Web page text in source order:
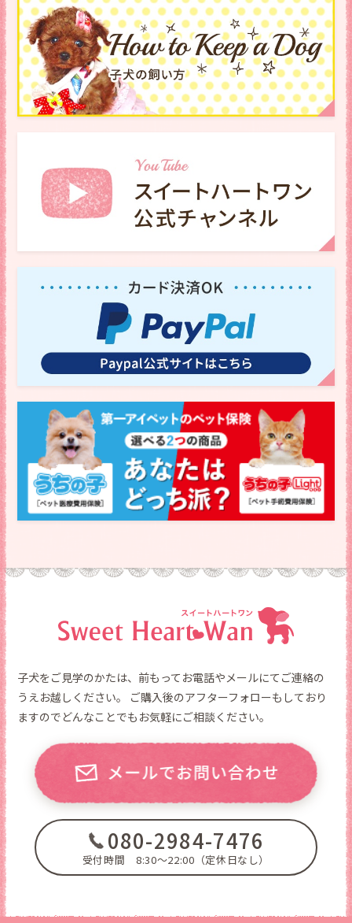
子犬をご見学のかたは、前もってお電話やメールにてご連絡の
うえお越しください。
ご購入後のアフターフォローもしており
ますのでどんなことでもお気軽にご相談ください。
080-2984-7476
受付時間 8:30～22:00（定休日なし）